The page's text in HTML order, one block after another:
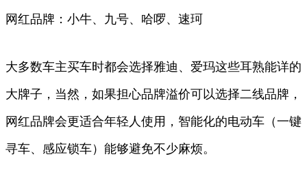
网红品牌：小牛、九号、哈啰、速珂
大多数车主买车时都会选择雅迪、爱玛这些耳熟能详的
大牌子，当然，如果担心品牌溢价可以选择二线品牌，
网红品牌会更适合年轻人使用，智能化的电动车（一键
寻车、感应锁车）能够避免不少麻烦。